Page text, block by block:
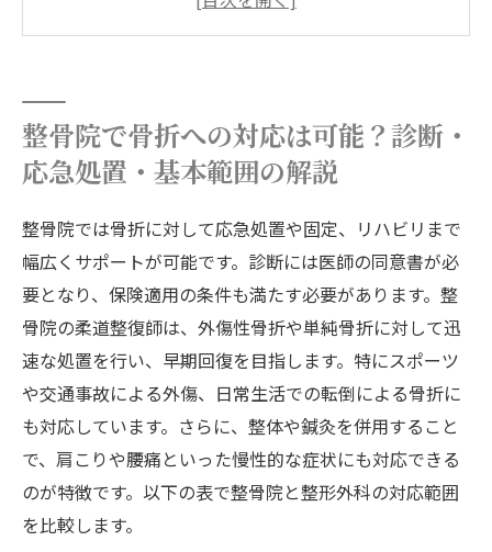
骨折リハビリの最適段階と整骨院の専門プログ
整骨院で骨折への対応は可能？診断・
応急処置・基本範囲の解説
整骨院では骨折に対して応急処置や固定、リハビリまで
幅広くサポートが可能です。診断には医師の同意書が必
要となり、保険適用の条件も満たす必要があります。整
骨院の柔道整復師は、外傷性骨折や単純骨折に対して迅
速な処置を行い、早期回復を目指します。特にスポーツ
や交通事故による外傷、日常生活での転倒による骨折に
も対応しています。さらに、整体や鍼灸を併用すること
で、肩こりや腰痛といった慢性的な症状にも対応できる
のが特徴です。以下の表で整骨院と整形外科の対応範囲
を比較します。